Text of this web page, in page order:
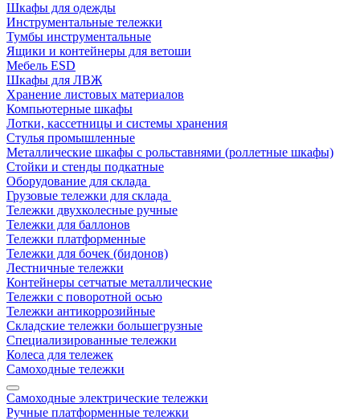
Шкафы для одежды
Инструментальные тележки
Тумбы инструментальные
Ящики и контейнеры для ветоши
Мебель ESD
Шкафы для ЛВЖ
Хранение листовых материалов
Компьютерные шкафы
Лотки, кассетницы и системы хранения
Стулья промышленные
Металлические шкафы с рольставнями (роллетные шкафы)
Стойки и стенды подкатные
Оборудование для склада
Грузовые тележки для склада
Тележки двухколесные ручные
Тележки для баллонов
Тележки платформенные
Тележки для бочек (бидонов)
Лестничные тележки
Контейнеры сетчатые металлические
Тележки с поворотной осью
Тележки антикоррозийные
Складские тележки большегрузные
Специализированные тележки
Колеса для тележек
Самоходные тележки
Самоходные электрические тележки
Ручные платформенные тележки